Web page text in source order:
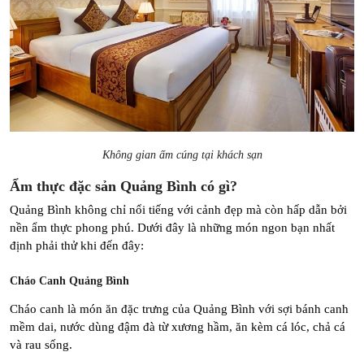
Không gian ấm cúng tại khách sạn
Ẩm thực đặc sản Quảng Bình có gì?
Quảng Bình không chỉ nổi tiếng với cảnh đẹp mà còn hấp dẫn bởi
nền ẩm thực phong phú. Dưới đây là những món ngon bạn nhất
định phải thử khi đến đây:
Cháo Canh Quảng Bình
Cháo canh là món ăn đặc trưng của Quảng Bình với sợi bánh canh
mềm dai, nước dùng đậm đà từ xương hầm, ăn kèm cá lóc, chả cá
và rau sống.